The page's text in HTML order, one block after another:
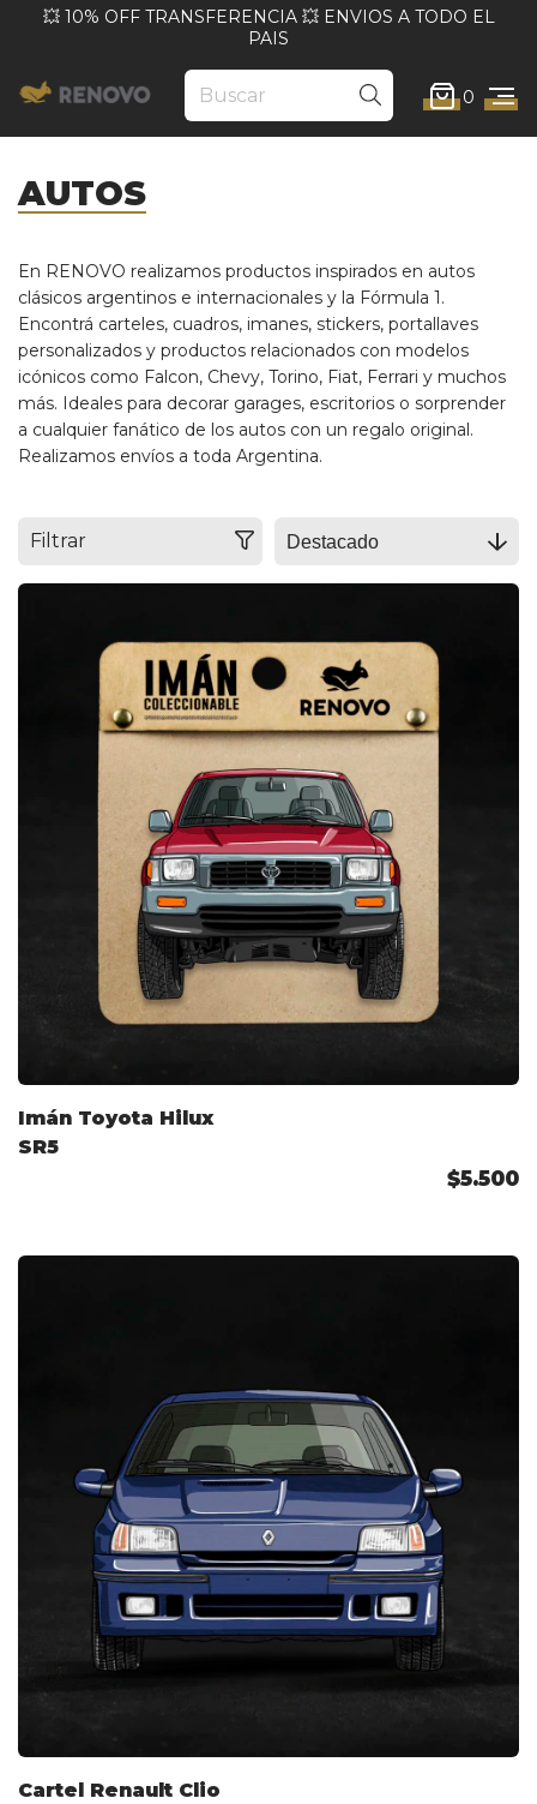
💥 10% OFF TRANSFERENCIA 💥 ENVIOS A TODO EL
PAIS
0
AUTOS
En RENOVO realizamos productos inspirados en autos
clásicos argentinos e internacionales y la Fórmula 1.
Encontrá carteles, cuadros, imanes, stickers, portallaves
personalizados y productos relacionados con modelos
icónicos como Falcon, Chevy, Torino, Fiat, Ferrari y muchos
más. Ideales para decorar garages, escritorios o sorprender
a cualquier fanático de los autos con un regalo original.
Realizamos envíos a toda Argentina.
Filtrar
Imán Toyota Hilux
SR5
$5.500
Cartel Renault Clio